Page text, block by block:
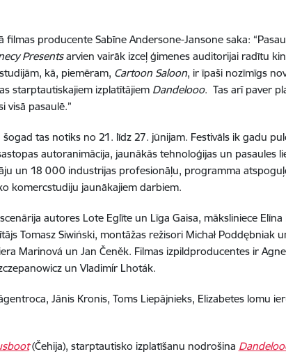
producente Sabīne Andersone-Jansone saka:
Presentsarvien vairāk izceļ ģimenes auditorijai radītu
kā, piemēram, Cartoon Saloon, ir īpaši nozīmīgs
starptautiskajiem izplatītājiem Dandelooo. Tas arī paver
visā pasaulē.”
tas notiks no 21. līdz 27. jūnijam. Festivāls ik gadu
autoranimācija, jaunākās tehnoloģijas un pasaules
un 18 000 industrijas profesionāļu, programma
komercstudiju jaunākajiem darbiem.
autores Lote Eglīte un Līga Gaisa, māksliniece
Tomasz Siwiński, montāžas režisori Michał Poddębniak
Marinová un Jan Čeněk. Filmas izpildproducentes ir
un Vladimír Lhoták.
Jānis Kronis, Toms Liepājnieks, Elizabetes lomu
(Čehija), starptautisko izplatīšanu nodrošina